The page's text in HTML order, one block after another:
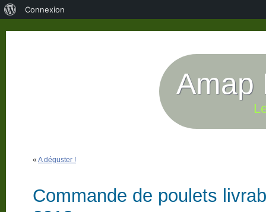
Amap
« A déguster !
Commande de poulets
Connexion